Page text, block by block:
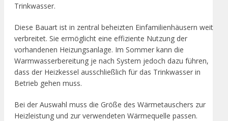
Trinkwasser.
Diese Bauart ist in zentral beheizten Einfamilienhäusern weit
verbreitet. Sie ermöglicht eine effiziente Nutzung der
vorhandenen Heizungsanlage. Im Sommer kann die
Warmwasserbereitung je nach System jedoch dazu führen,
dass der Heizkessel ausschließlich für das Trinkwasser in
Betrieb gehen muss.
Bei der Auswahl muss die Größe des Wärmetauschers zur
Heizleistung und zur verwendeten Wärmequelle passen.